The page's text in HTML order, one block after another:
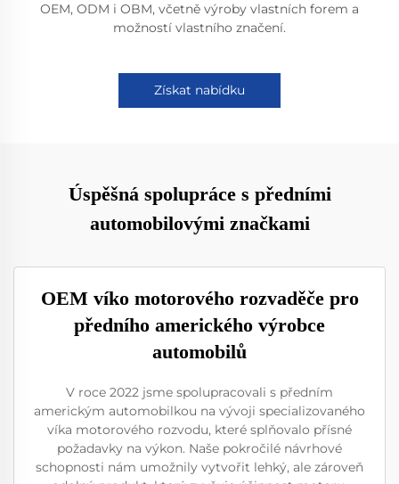
OEM, ODM i OBM, včetně výroby vlastních forem a
možností vlastního značení.
Získat nabídku
Úspěšná spolupráce s předními
automobilovými značkami
OEM víko motorového rozvaděče pro
předního amerického výrobce
automobilů
V roce 2022 jsme spolupracovali s předním
americkým automobilkou na vývoji specializovaného
víka motorového rozvodu, které splňovalo přísné
požadavky na výkon. Naše pokročilé návrhové
schopnosti nám umožnily vytvořit lehký, ale zároveň